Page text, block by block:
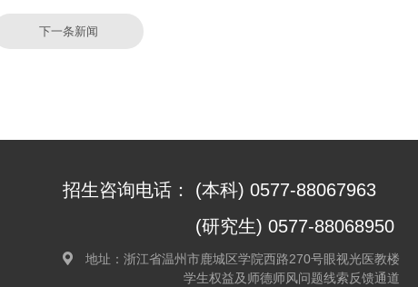
下一条新闻
招生咨询电话： (本科) 0577-88067963
(研究生) 0577-88068950
地址：浙江省温州市鹿城区学院西路270号眼视光医教楼
学生权益及师德师风问题线索反馈通道